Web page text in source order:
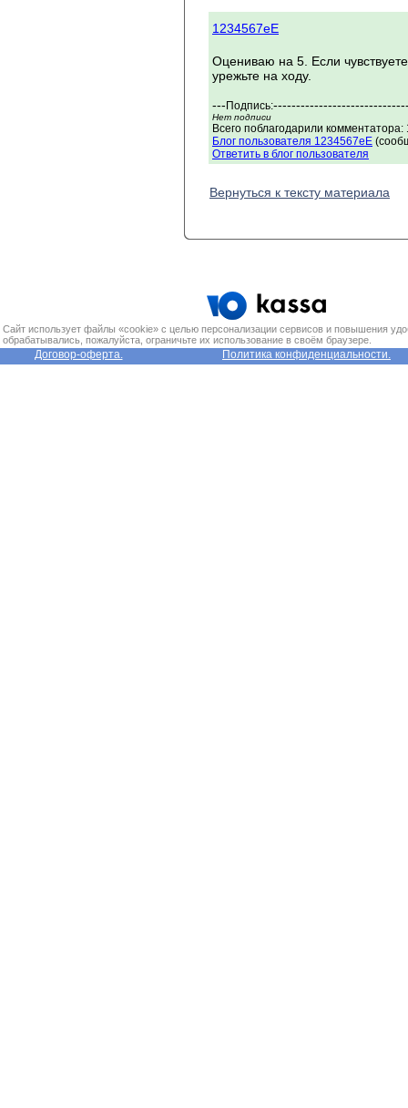
1234567eE
Оцениваю на 5. Если
урежьте на ходу.
--- Подпись:
Нет подписи
Всего поблагодарили
Блог пользователя 1234567eE
Ответить в блог пользователя
Вернуться к тексту материала
Сайт использует файлы «cookie» с целью персонализации сервисов и повышения
обрабатывались, пожалуйста, ограничьте их использование в своём браузере.
Договор-оферта. Политика конфиденциальности.